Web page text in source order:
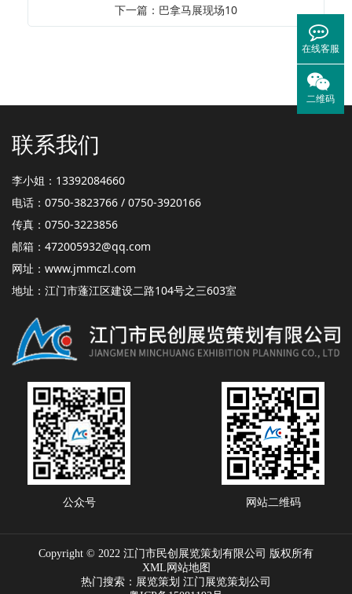
下一篇：巴拿马展现场10
联系我们
李小姐：13392084660
电话：0750-3823766 / 0750-3920166
传真：0750-3223856
邮箱：472005932@qq.com
网址： www.jmmczl.com
地址：江门市蓬江区建设二路104号之三603室
公众号 网站二维码
Copyright © 2022 江门市民创展览策划有限公司 版权所有
XML网站地图
热门搜索： 展览策划 江门展览策划公司
在线客服
二维码